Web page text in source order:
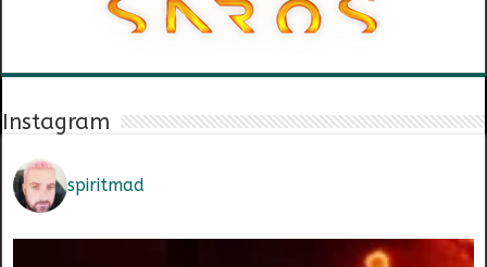
Instagram
spiritmad